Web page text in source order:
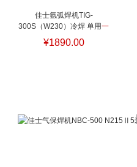
佳士氩弧焊机TIG-
300S（W230）冷焊 单用一
件1台
¥1890.00